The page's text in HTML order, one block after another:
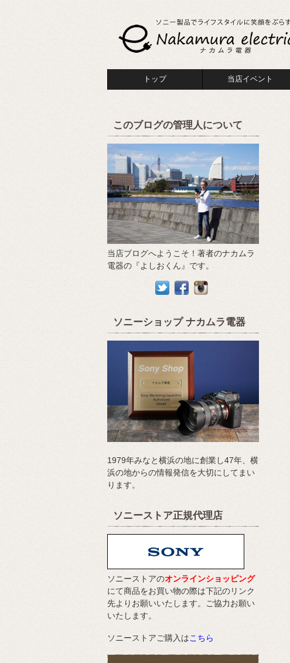
トップ 当店イベント
このブログの管理人について
当店ブログへようこそ！著者のナカムラ
電器の『よしおくん』です。
ソニーショップ ナカムラ電器
1979年みなと横浜の地に創業し47年、横
浜の地からの情報発信を大切にしてまい
ります。
ソニーストア正規代理店
ソニーストアのオンラインショッピング
にて商品をお買い物の際は下記のリンク
先よりお願いいたします。ご協力お願い
いたします。
ソニーストアご購入はこちら